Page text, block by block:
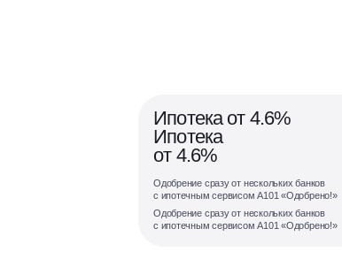
Ипотека от 4.6%
Ипотека
от 4.6%
Одобрение сразу от нескольких банков
с ипотечным сервисом А101 «Одобрено!»
Одобрение сразу от нескольких банков
с ипотечным сервисом А101 «Одобрено!»